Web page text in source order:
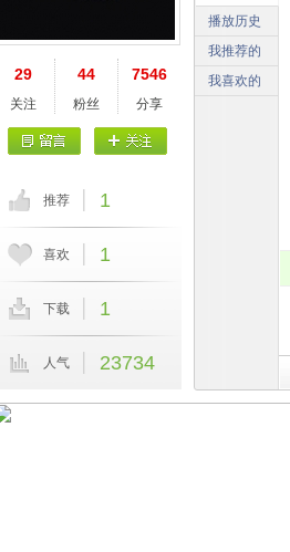
播放历史
我推荐的
我喜欢的
29
关注
44
粉丝
7546
分享
推荐 1
喜欢 1
下载 1
人气 23734